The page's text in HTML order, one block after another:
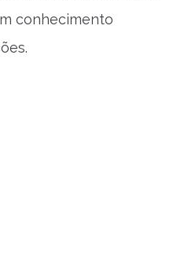
conhecimento